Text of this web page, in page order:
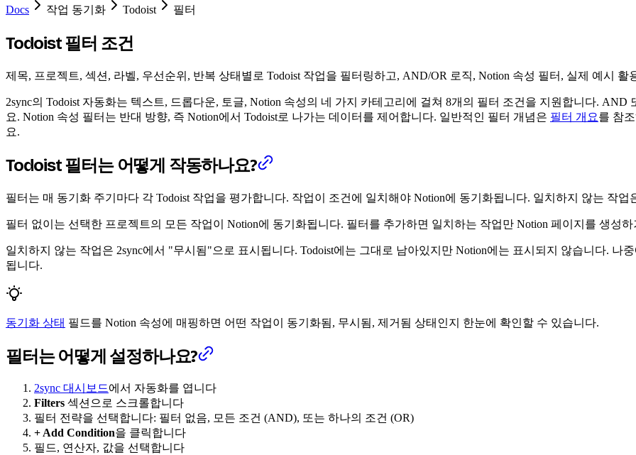
Docs
작업 동기화 Todoist 필터
Todoist 필터 조건
제목, 프로젝트, 섹션, 라벨, 우선순위, 반복 상태별로 Todoist 작업을 필터링하고, AND/OR 로직, Notion 속성 필터, 실제 예시 활
2sync의 Todoist 자동화는 텍스트, 드롭다운, 토글, Notion 속성의 네 가지 카테고리에 걸쳐 8개의 필터 조건을 지원합니다.
요. Notion 속성 필터는 반대 방향, 즉 Notion에서 Todoist로 나가는 데이터를 제어합니다. 일반적인 필터 개념은 필터 개요를 참
요.
Todoist 필터는 어떻게 작동하나요?
필터는 매 동기화 주기마다 각 Todoist 작업을 평가합니다. 작업이 조건에 일치해야 Notion에 동기화됩니다. 일치하지 않는 작업
필터 없이는 선택한 프로젝트의 모든 작업이 Notion에 동기화됩니다. 필터를 추가하면 일치하는 작업만 Notion 페이지를 생성
일치하지 않는 작업은 2sync에서 "무시됨"으로 표시됩니다. Todoist에는 그대로 남아있지만 Notion에는 표시되지 않습니다. 나
됩니다.
동기화 상태 필드를 Notion 속성에 매핑하면 어떤 작업이 동기화됨, 무시됨, 제거됨 상태인지 한눈에 확인할 수 있습니다.
필터는 어떻게 설정하나요?
2sync 대시보드에서 자동화를 엽니다
Filters 섹션으로 스크롤합니다
필터 전략을 선택합니다: 필터 없음, 모든 조건 (AND), 또는 하나의 조건 (OR)
+ Add Condition을 클릭합니다
필드, 연산자, 값을 선택합니다